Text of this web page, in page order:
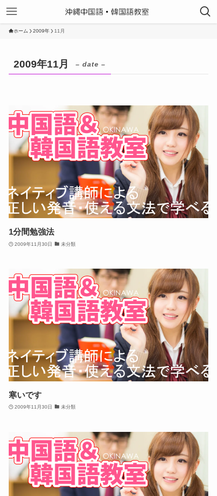
ホーム 2009年 11月
2009年11月 – date –
1分間勉強法
2009年11月30日 未分類
寒いです
2009年11月30日 未分類